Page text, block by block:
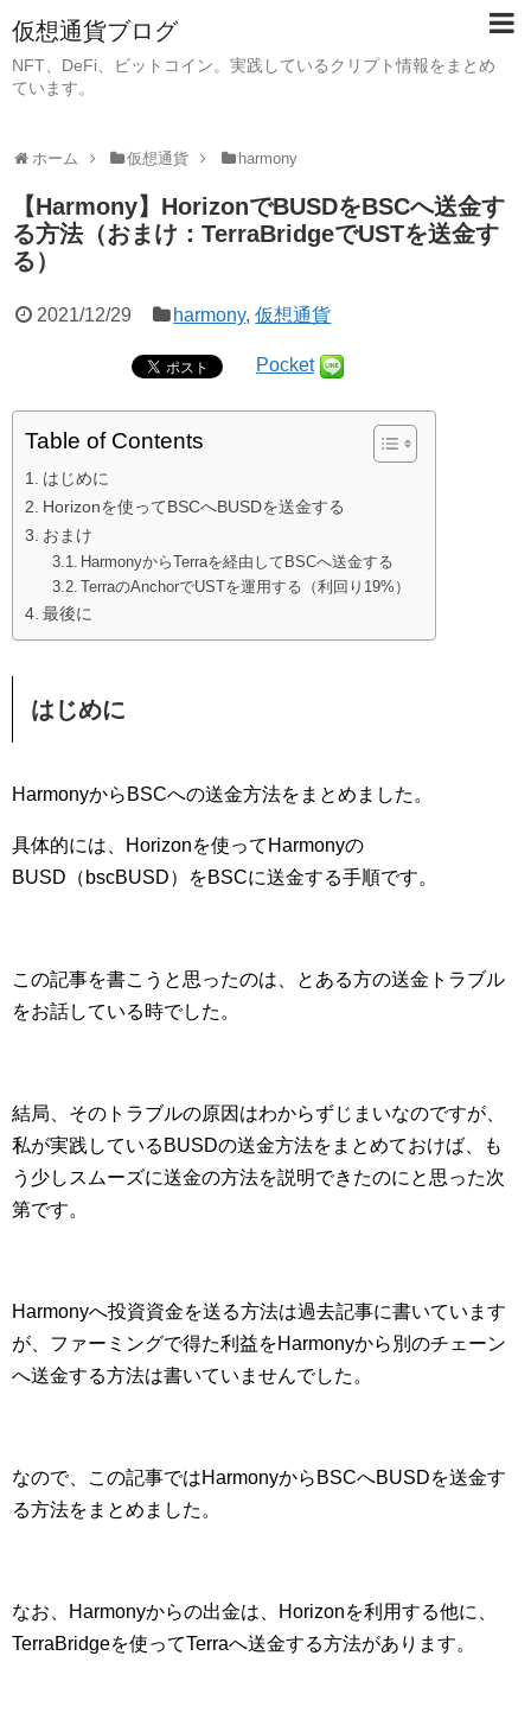
仮想通貨ブログ
NFT、DeFi、ビットコイン。実践しているクリプト情報をまとめ
ています。
ホーム 仮想通貨 harmony
【Harmony】HorizonでBUSDをBSCへ送金す
る方法（おまけ：TerraBridgeでUSTを送金す
る）
2021/12/29 harmony,仮想通貨
Pocket
Table of Contents
はじめに
Horizonを使ってBSCへBUSDを送金する
おまけ
HarmonyからTerraを経由してBSCへ送金する
TerraのAnchorでUSTを運用する（利回り19%）
最後に
はじめに
HarmonyからBSCへの送金方法をまとめました。
具体的には、Horizonを使ってHarmonyの
BUSD（bscBUSD）をBSCに送金する手順です。
この記事を書こうと思ったのは、とある方の送金トラブル
をお話している時でした。
結局、そのトラブルの原因はわからずじまいなのですが、
私が実践しているBUSDの送金方法をまとめておけば、も
う少しスムーズに送金の方法を説明できたのにと思った次
第です。
Harmonyへ投資資金を送る方法は過去記事に書いています
が、ファーミングで得た利益をHarmonyから別のチェーン
へ送金する方法は書いていませんでした。
なので、この記事ではHarmonyからBSCへBUSDを送金す
る方法をまとめました。
なお、Harmonyからの出金は、Horizonを利用する他に、
TerraBridgeを使ってTerraへ送金する方法があります。